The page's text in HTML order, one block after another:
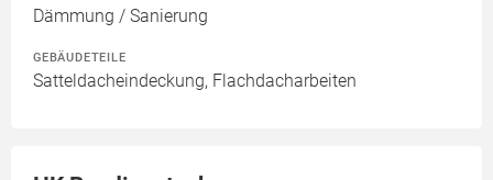
Dämmung / Sanierung
GEBÄUDETEILE
Satteldacheindeckung, Flachdacharbeiten